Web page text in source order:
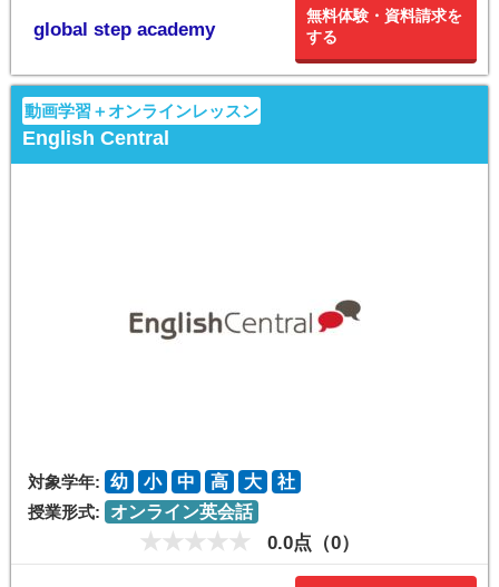
global step academy
無料体験・資料請求を
する
動画学習＋オンラインレッスン
English Central
対象学年: 幼 小 中 高 大
社
授業形式:
オンライン英会話
0.0点（0）